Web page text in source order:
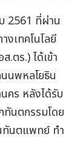
2561 ที่ผ่าน
งเทคโนโลยี
.ตร.) ได้เข้า
นพหลโยธิน
คร หลังได้รับ
ทันตกรรมโดย
ทันตแพทย์ ทำ